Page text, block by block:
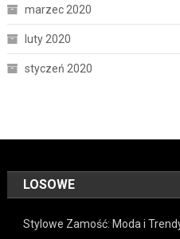
marzec 2020
luty 2020
styczeń 2020
LOSOWE
Stylowe Zamość: Moda i